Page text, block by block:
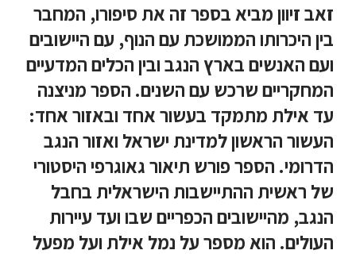
זאב זיוון מביא בספר זה את סיפורו, המחבר
בין היכרותו הממושכת עם הנוף, עם היישובים
ועם האנשים בארץ הנגב ובין הכלים המדעיים
המחקריים שרכש עם השנים. הספר מניצנה
עד אילת מתמקד בעשור אחד ובאזור אחד:
העשור הראשון למדינת ישראל ואזור הנגב
הדרומי. הספר פורש תיאור גאוגרפי היסטורי
של ראשית ההתיישבות הישראלית בחבל
הנגב, מהיישובים הכפריים שבו ועד עיירות
העולים. הוא מספר על נמל אילת ועל מפעל